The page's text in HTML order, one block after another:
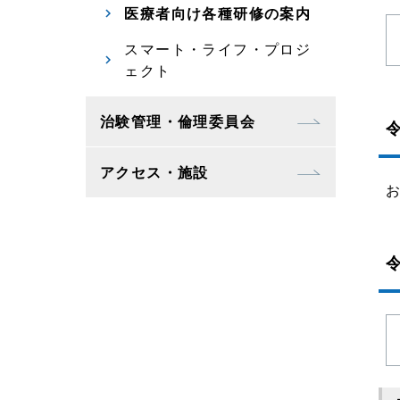
医療者向け各種研修の案内
スマート・ライフ・プロジ
ェクト
治験管理・倫理委員会
アクセス・施設